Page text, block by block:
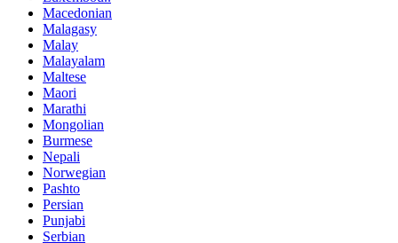
Macedonian
Malagasy
Malay
Malayalam
Maltese
Maori
Marathi
Mongolian
Burmese
Nepali
Norwegian
Pashto
Persian
Punjabi
Serbian